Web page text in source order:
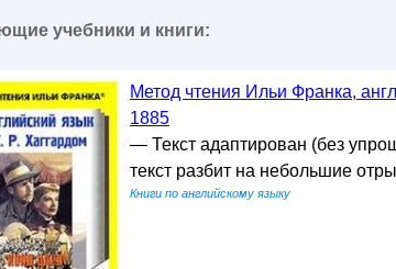
учебники и книги:
Метод чтения Ильи Франка,
1885
— Текст адаптирован (без
текст разбит на небольшие
Книги по английскому языку